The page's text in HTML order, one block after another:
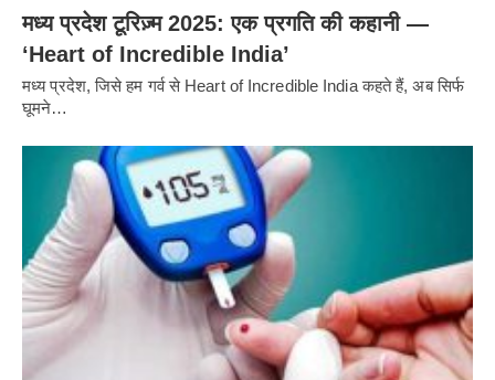
मध्य प्रदेश टूरिज़्म 2025: एक प्रगति की कहानी —
‘Heart of Incredible India’
मध्य प्रदेश, जिसे हम गर्व से Heart of Incredible India कहते हैं, अब सिर्फ
घूमने…